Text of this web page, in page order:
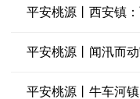
平安桃源丨西安镇
平安桃源丨闻汛而
平安桃源丨牛车河